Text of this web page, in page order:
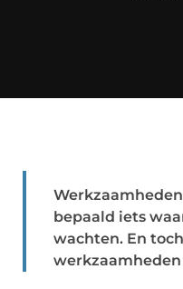
bepaald iets
wachten. En